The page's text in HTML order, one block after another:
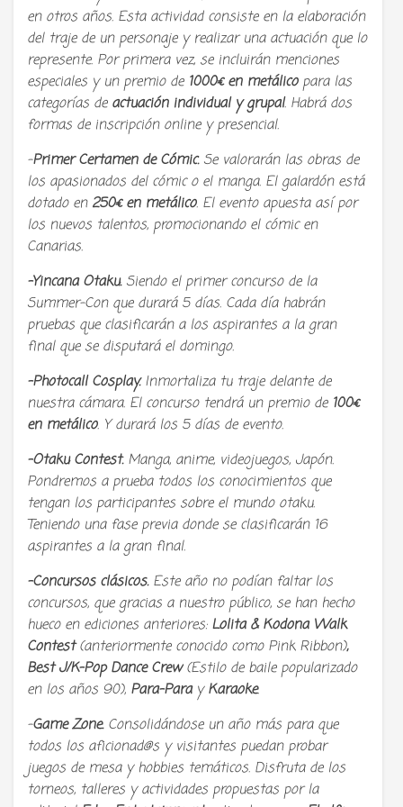
en otros años. Esta actividad consiste en la elaboración
del traje de un personaje y realizar una actuación que lo
represente. Por primera vez, se incluirán menciones
especiales y un premio de1000€ en metálicopara las
categorías deactuación individual y grupal. Habrá dos
formas de inscripción online y presencial.
–Primer Certamen de Cómic.Se valorarán las obras de
los apasionados del cómic o el manga. El galardón está
dotado en250€ en metálico. El evento apuesta así por
los nuevos talentos, promocionando el cómic en
Canarias.
-Yincana Otaku.Siendo el primer concurso de la
Summer-Con que durará 5 días. Cada día habrán
pruebas que clasificarán a los aspirantes a la gran
final que se disputará el domingo.
-Photocall Cosplay.Inmortaliza tu traje delante de
nuestra cámara. El concurso tendrá un premio de 100€
en metálico. Y durará los 5 días de evento.
-Otaku Contest.Manga, anime, videojuegos, Japón.
Pondremos a prueba todos los conocimientos que
tengan los participantes sobre el mundo otaku.
Teniendo una fase previa donde se clasificarán 16
aspirantes a la gran final.
-Concursos clásicos. Este año no podían faltar los
concursos, que gracias a nuestro público, se han hecho
hueco en ediciones anteriores: Lolita & Kodona Walk
Contest(anteriormente conocido como Pink Ribbon),
Best J/K-Pop Dance Crew(Estilo de baile popularizado
en los años 90), Para-ParayKaraoke.
–Game Zone.Consolidándose un año más para que
todos los aficionad@s y visitantes puedan probar
juegos de mesa y hobbies temáticos. Disfruta de los
torneos, talleres y actividades propuestas por la